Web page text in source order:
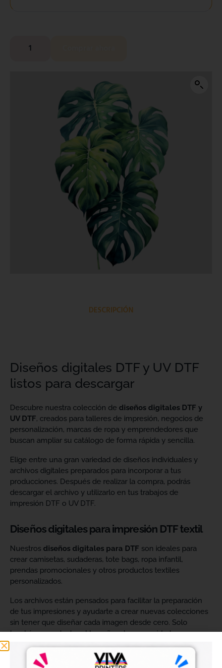
DESCRIPCIÓN
Diseños digitales DTF y UV DTF
listos para descargar
Descubre nuestra colección de diseños digitales DTF y
UV DTF, creados para talleres de impresión, negocios de
personalización, marcas de ropa y emprendedores que
buscan ampliar su catálogo de forma rápida y sencilla.
Elige entre una gran variedad de diseños individuales y
archivos digitales preparados para incorporar a tus
producciones. Después de realizar la compra, podrás
descargar el archivo y utilizarlo en tus trabajos de
impresión DTF o UV DTF.
Diseños digitales para impresión DTF textil
Nuestros diseños digitales para DTF son ideales para
crear camisetas, sudaderas, tote bags, ropa infantil,
prendas promocionales y otros productos textiles
personalizados.
Los archivos están pensados para facilitar la preparación
de tus impresiones y ayudarte a crear nuevas colecciones
sin tener que diseñar cada imagen desde cero. Solo
tendrás que adaptar el tamaño a tus necesidades, preparar
el archivo en tu programa de impresión y producirlo con tu
maquinaria DTF.